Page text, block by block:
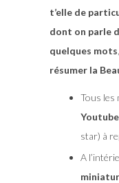
t’elle de
dont on parle
quelques mots
résumer la
Tous les
star) à
A